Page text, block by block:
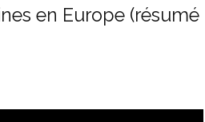
en Europe (résumé